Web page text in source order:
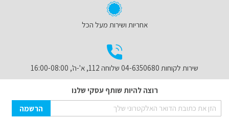
אחריות ושירות מעל הכל
שירות לקוחות 04-6350680 שלוחה 112, א'-ה', 16:00-08:00
רוצה להיות שותף עסקי שלנו
Sign
Up
הרשמה